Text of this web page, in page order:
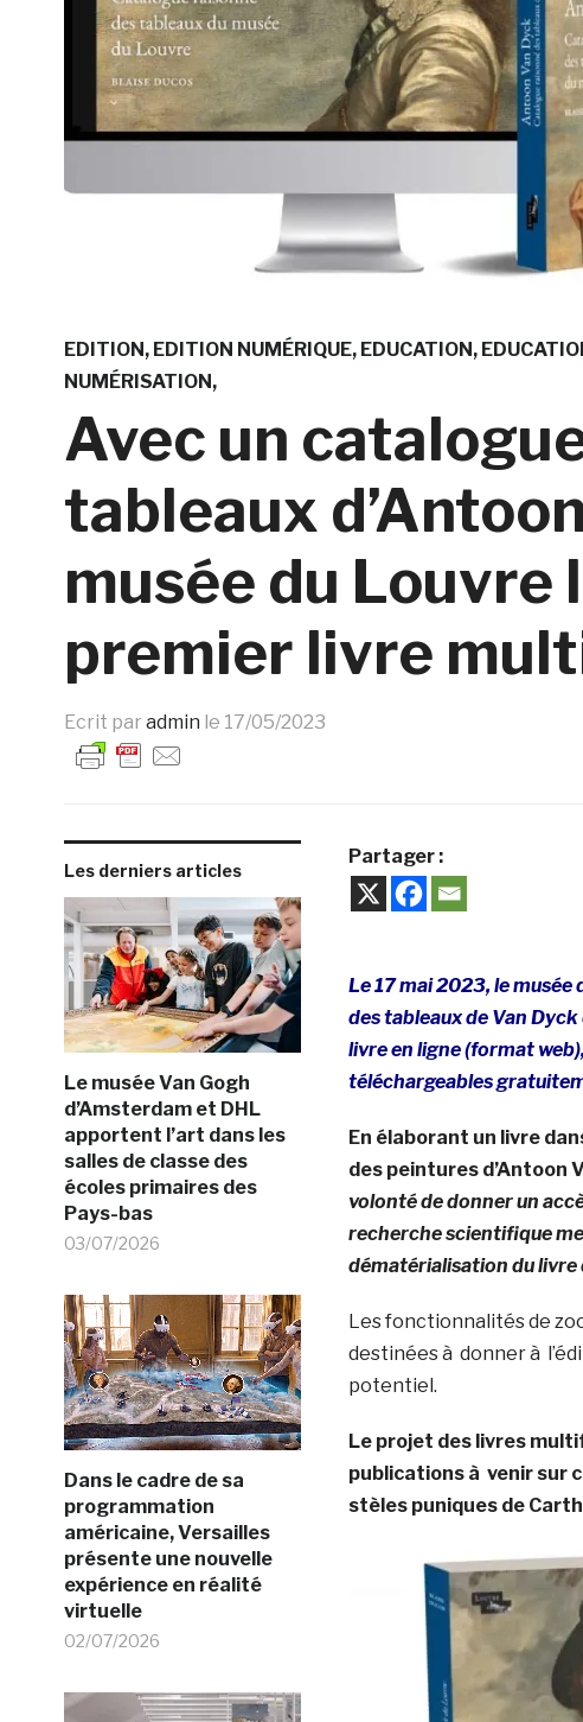
EDITION EDITION NUMÉRIQUE EDUCATION
NUMÉRISATION
Avec un
tableaux
musée du Louvre
premier livre
Ecrit par admin le 17/05/2023
Les derniers articles
Le musée Van Gogh
d’Amsterdam et DHL
apportent l’art dans les
salles de classe des
écoles primaires des
Pays-bas
03/07/2026
Dans le cadre de sa
programmation
américaine, Versailles
présente une nouvelle
expérience en réalité
virtuelle
02/07/2026
Partager :
Le 17 mai 2023, le
des tableaux de Van
livre en ligne (format
téléchargeables
En élaborant un livre
des peintures d’Antoon
volonté de donner un
recherche scientifique
dématérialisation du livre
Les fonctionnalités de
destinées à donner à
potentiel.
Le projet des livres
publications à venir sur
stèles puniques de